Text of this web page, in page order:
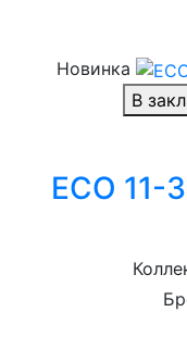
Новинка
В
ECO 11-